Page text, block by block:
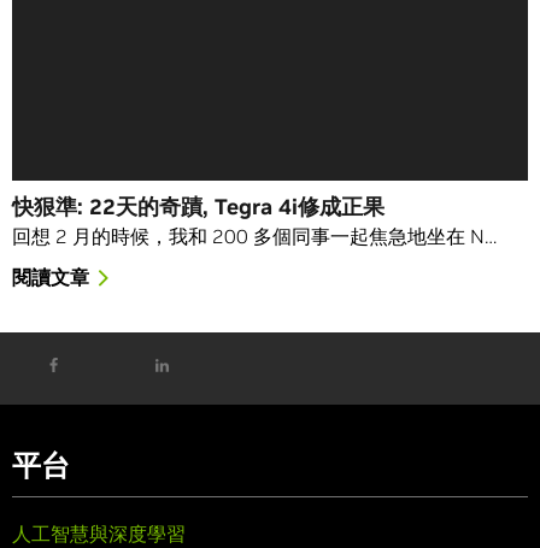
快狠準: 22天的奇蹟, Tegra 4i修成正果
回想 2 月的時候，我和 200 多個同事一起焦急地坐在 N…
閱讀文章
平台
人工智慧與深度學習